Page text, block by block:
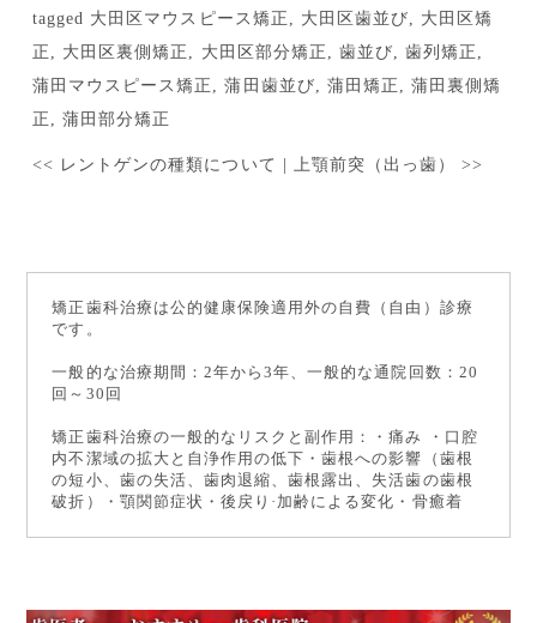
tagged 大田区マウスピース矯正 , 大田区歯並び, 大田区矯
正 , 大田区裏側矯正 , 大田区部分矯正 , 歯並び,歯列矯正 ,
蒲田マウスピース矯正 ,蒲田歯並び, 蒲田矯正 ,蒲田裏側矯
正 ,蒲田部分矯正
<< レントゲンの種類について 上顎前突（出っ歯）>>
矯正歯科治療は公的健康保険適用外の自費（自由）診療
です。
一般的な治療期間：2年から3年、一般的な通院回数：20
回～30回
矯正歯科治療の一般的なリスクと副作用：・痛み ・口腔
内不潔域の拡大と自浄作用の低下・歯根への影響（歯根
の短小、歯の失活、歯肉退縮、歯根露出、失活歯の歯根
破折）・顎関節症状・後戻り·加齢による変化・骨癒着